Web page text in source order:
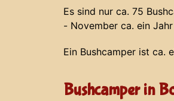
Es sind nur ca. 75
- November ca. ein
Ein Bushcamper ist ca.
Bushcamper in